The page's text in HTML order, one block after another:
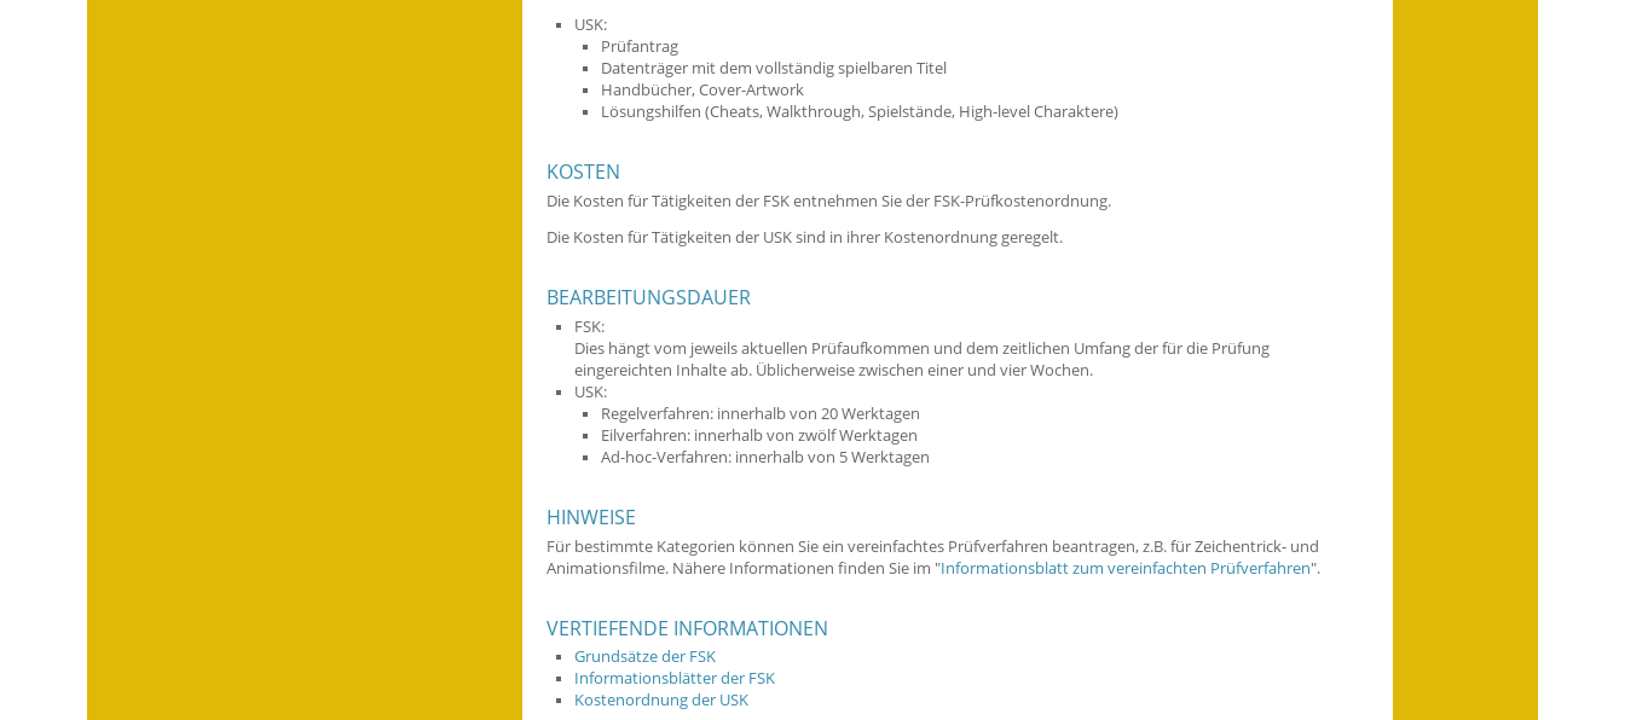
USK:
Prüfantrag
Datenträger mit dem vollständig spielbaren Titel
Handbücher, Cover-Artwork
Lösungshilfen (Cheats, Walkthrough, Spielstände, High-level Charaktere)
KOSTEN
Die Kosten für Tätigkeiten der FSK entnehmen Sie der FSK-Prüfkostenordnung.
Die Kosten für Tätigkeiten der USK sind in ihrer Kostenordnung geregelt.
BEARBEITUNGSDAUER
FSK:
Dies hängt vom jeweils aktuellen Prüfaufkommen und dem zeitlichen Umfang der für die Prüfung
eingereichten Inhalte ab. Üblicherweise zwischen einer und vier Wochen.
USK:
Regelverfahren: innerhalb von 20 Werktagen
Eilverfahren: innerhalb von zwölf Werktagen
Ad-hoc-Verfahren: innerhalb von 5 Werktagen
HINWEISE
Für bestimmte Kategorien können Sie ein vereinfachtes Prüfverfahren beantragen, z.B. für Zeichentrick- und
Animationsfilme. Nähere Informationen finden Sie im "Informationsblatt zum vereinfachten Prüfverfahren".
VERTIEFENDE INFORMATIONEN
Grundsätze der FSK
Informationsblätter der FSK
Kostenordnung der USK